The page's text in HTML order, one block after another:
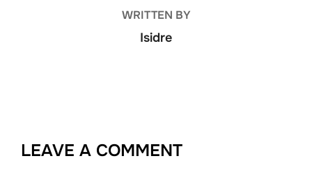
WRITTEN BY
Isidre
LEAVE A COMMENT